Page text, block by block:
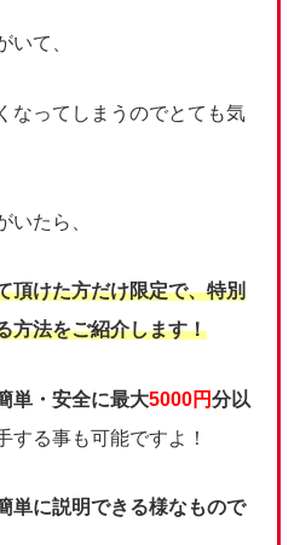
いて、
なってしまうのでとても気
いたら、
頂けた方だけ限定で、特別
方法をご紹介します！
単・安全に最大5000円分以
する事も可能ですよ！
単に説明できる様なもので